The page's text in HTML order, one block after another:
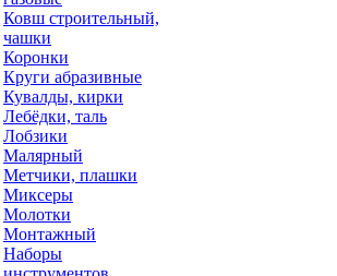
Ковш строительный,
чашки
Коронки
Круги абразивные
Кувалды, кирки
Лебёдки, таль
Лобзики
Малярный
Метчики, плашки
Миксеры
Молотки
Монтажный
Наборы